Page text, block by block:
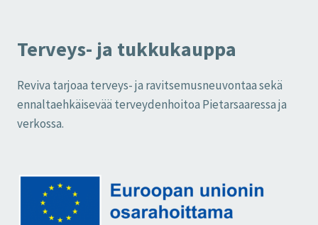
Terveys- ja tukkukauppa
Reviva tarjoaa terveys- ja ravitsemusneuvontaa sekä
ennaltaehkäisevää terveydenhoitoa Pietarsaaressa ja
verkossa.